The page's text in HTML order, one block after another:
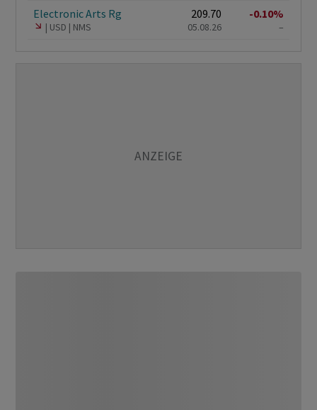
Electronic Arts Rg
USD NMS
209.70
05.08.26
-0.10%
–